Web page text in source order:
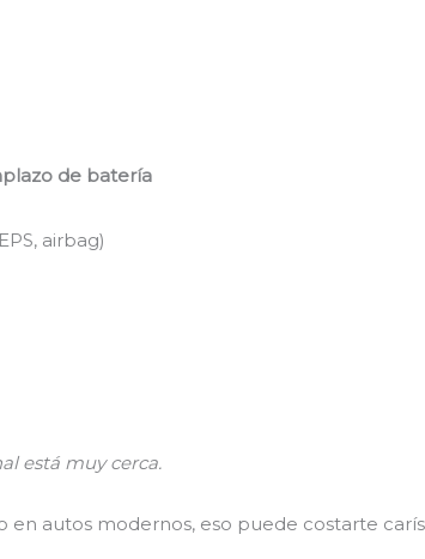
de batería
airbag)
está muy cerca.
en autos modernos, eso puede costarte